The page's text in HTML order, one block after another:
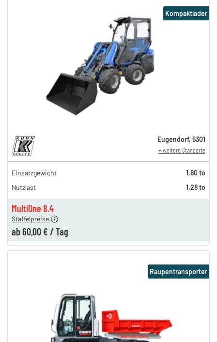
MultiOne 8.4
135,00 €
85,00 €
Staffelpreise
ab 60,00 € / Tag
Kompaktlader
Eugendorf, 5301
+ weitere Standorte
Einsatzgewicht
1,80 to
Nutzlast
1,28 to
Raupentransporter